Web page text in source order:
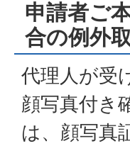
申請者ご
合の例外
代理人が受
顔写真付き
は、顔写真